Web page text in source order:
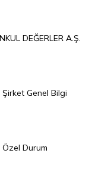
DEĞERLER A.Ş.
Şirket Genel Bilgi
Özel Durum